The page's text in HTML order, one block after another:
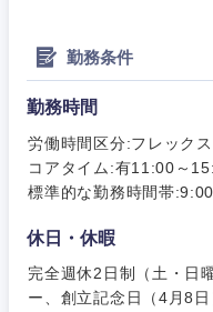
勤務条件
勤務時間
労働時間区分:フレック
コアタイム:有11:00～
標準的な勤務時間帯
休日・休暇
完全週休2日制（土・日
ー、創立記念日（4月8